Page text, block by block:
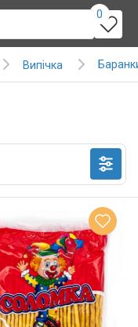
0
Випічка